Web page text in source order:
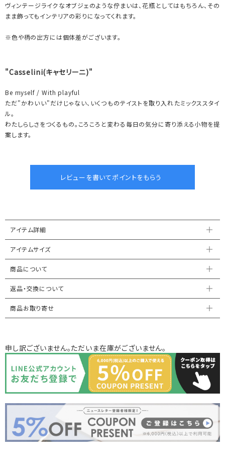
ヴィンテージライクなオブジェのような佇まいは、花瓶としてはもちろん、その
まま飾ってもインテリアの彩りになってくれます。
※色や柄の出方には個体差がございます。
"Casselini(キャセリーニ)"
Be myself / With playful
ただ"かわいい"だけじゃない、いくつものテイストを取り入れたミックススタイ
ル。
わたしらしさをつくるもの。ころころと変わる毎日の気分に寄り添える小物を提
案します。
アイテム詳細
アイテムサイズ
商品について
返品・交換について
商品お取り寄せ
申し訳ございません。ただいま在庫がございません。